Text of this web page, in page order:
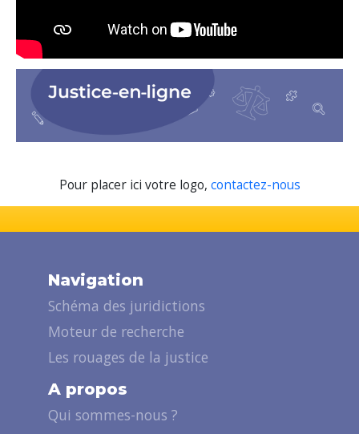
Pour placer ici votre logo, contactez-nous
Navigation
Schéma des juridictions
Moteur de recherche
Les rouages de la justice
A propos
Qui sommes-nous ?